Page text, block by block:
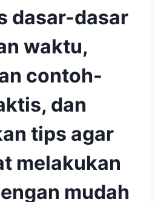
dasar-dasar
waktu,
contoh-
dan
tips agar
melakukan
mudah